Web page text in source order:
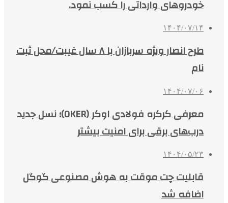
خودروهای وارداتی را کسب نمود.
۱۴۰۴/۰۷/۱۴
طرح انصار ویژه سربازان با ۸ سال غیبت/محل ثبت
نام
۱۴۰۴/۰۷/۰۶
معرفی کرکره فولادی اوکر (OKER)؛ نسل جدید
درب‌های برقی برای امنیت بیشتر
۱۴۰۴/۰۵/۲۳
قابلیت چت موقت به هوش مصنوعی گوگل
اضافه شد